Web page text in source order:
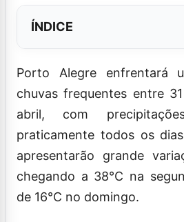
ÍNDICE
Porto Alegre enfrentará
chuvas frequentes entre
abril, com
praticamente todos os
apresentarão grande
chegando a 38°C na
de 16°C no domingo.